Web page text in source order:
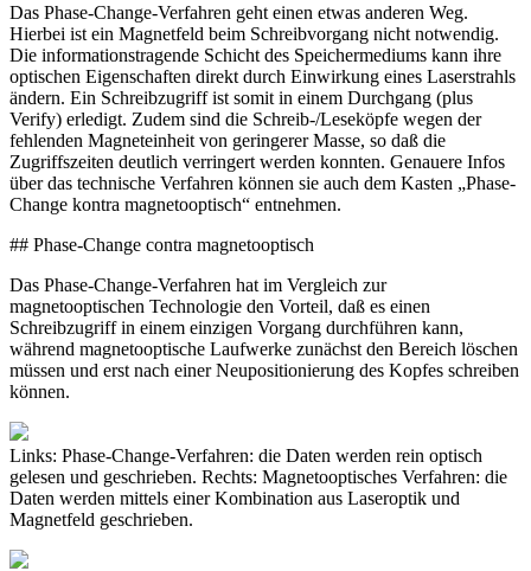
Das Phase-Change-Verfahren geht einen etwas anderen Weg.
Hierbei ist ein Magnetfeld beim Schreibvorgang nicht notwendig.
Die informationstragende Schicht des Speichermediums kann ihre
optischen Eigenschaften direkt durch Einwirkung eines Laserstrahls
ändern. Ein Schreibzugriff ist somit in einem Durchgang (plus
Verify) erledigt. Zudem sind die Schreib-/Leseköpfe wegen der
fehlenden Magneteinheit von geringerer Masse, so daß die
Zugriffszeiten deutlich verringert werden konnten. Genauere Infos
über das technische Verfahren können sie auch dem Kasten „Phase-
Change kontra magnetooptisch“ entnehmen.
## Phase-Change contra magnetooptisch
Das Phase-Change-Verfahren hat im Vergleich zur
magnetooptischen Technologie den Vorteil, daß es einen
Schreibzugriff in einem einzigen Vorgang durchführen kann,
während magnetooptische Laufwerke zunächst den Bereich löschen
müssen und erst nach einer Neupositionierung des Kopfes schreiben
können.
Links: Phase-Change-Verfahren: die Daten werden rein optisch
gelesen und geschrieben. Rechts: Magnetooptisches Verfahren: die
Daten werden mittels einer Kombination aus Laseroptik und
Magnetfeld geschrieben.